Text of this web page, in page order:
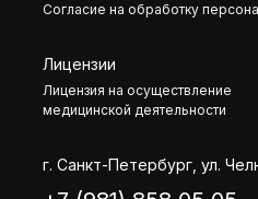
Согласие на обработку
Лицензии
Лицензия на осуществление
медицинской деятельности
г. Санкт-Петербург, ул.